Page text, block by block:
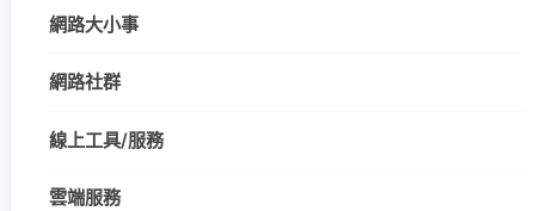
網路大小事
網路社群
線上工具/服務
雲端服務